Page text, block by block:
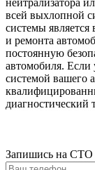
нейтрализатора
всей выхлопной
системы
и ремонта
постоянную
автомобиля.
системой вашего
диагностический
Запишись на СТО